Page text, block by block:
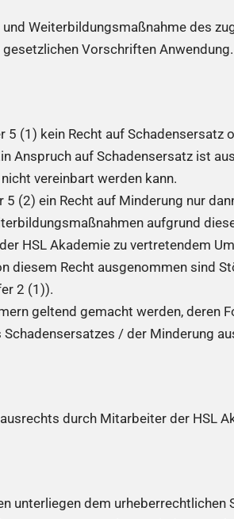
Weiterbildungsmaßnahme des
Vorschriften Anwendung.
(1) kein Recht auf Schadensersatz
Anspruch auf Schadensersatz ist
vereinbart werden kann.
(2) ein Recht auf Minderung nur
aufgrund
HSL Akademie zu vertretendem
diesem Recht ausgenommen sind
2 (1)).
geltend gemacht werden, deren
/ der Minderung
durch Mitarbeiter der HSL
unterliegen dem